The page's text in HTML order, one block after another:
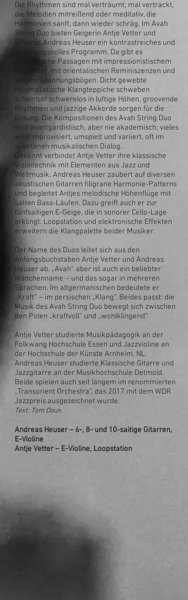
Die Rhythmen sind mal verträumt, mal vertrackt,
die Melodien mitreißend oder meditativ, die
Harmonien sanft, dann wieder schräg. Im Avah
String Duo bieten Geigerin Antje Vetter und
Gitarrist Andreas Heuser ein kontrastreiches und
spannungsvolles Programm. Da gibt es
nostalgische Passagen mit impressionistischem
Charakter, mit orientalischen Reminiszenzen und
langen Spannungsbögen. Dicht gewebte
minimalistische Klangteppiche schweben
scheinbar schwerelos in luftige Höhen, groovende
Rhythmen und jazzige Akkorde sorgen für die
Erdung. Die Kompositionen des Avah String Duo
sind avantgardistisch, aber nie akademisch; vieles
wird improvisiert, umspielt und variiert, oft im
spontanen musikalischen Dialog.
Gekonnt verbindet Antje Vetter ihre klassische
Violintechnik mit Elementen aus Jazz und
Weltmusik. Andreas Heuser zaubert auf diversen
akustischen Gitarren filigrane Harmonie-Patterns
und begleitet Antjes melodische Höhenflüge mit
satten Bass-Läufen. Dazu greift auch er zur
fünfsaitigen E-Geige, die in sonorer Cello-Lage
erklingt. Loopstation und elektronische Effekten
erweitern die Klangpalette beider Musiker.
Der Name des Duos leitet sich aus den
Anfangsbuchstaben Antje Vetter und Andreas
Heuser ab. „Avah“ aber ist auch ein beliebter
Mädchenname – und das sogar in mehreren
Sprachen. Im altgermanischen bedeutete er
„Kraft“ – im persischen „Klang“. Beides passt: die
Musik des Avah String Duo bewegt sich zwischen
den Polen „kraftvoll“ und „wohlklingend“.
Antje Vetter studierte Musikpädagogik an der
Folkwang Hochschule Essen und Jazzvioline an
der Hochschule der Künste Arnheim, NL.
Andreas Heuser studierte Klassische Gitarre und
Jazzgitarre an der Musikhochschule Detmold.
Beide spielen auch seit langem im renommierten
„Transorient Orchestra“, das 2017 mit dem WDR
Jazzpreis ausgezeichnet wurde.
Text: Tom Daun
Andreas Heuser – 6-, 8- und 10-saitige Gitarren,
E-Violine
Antje Vetter – E-Violine, Loopstation